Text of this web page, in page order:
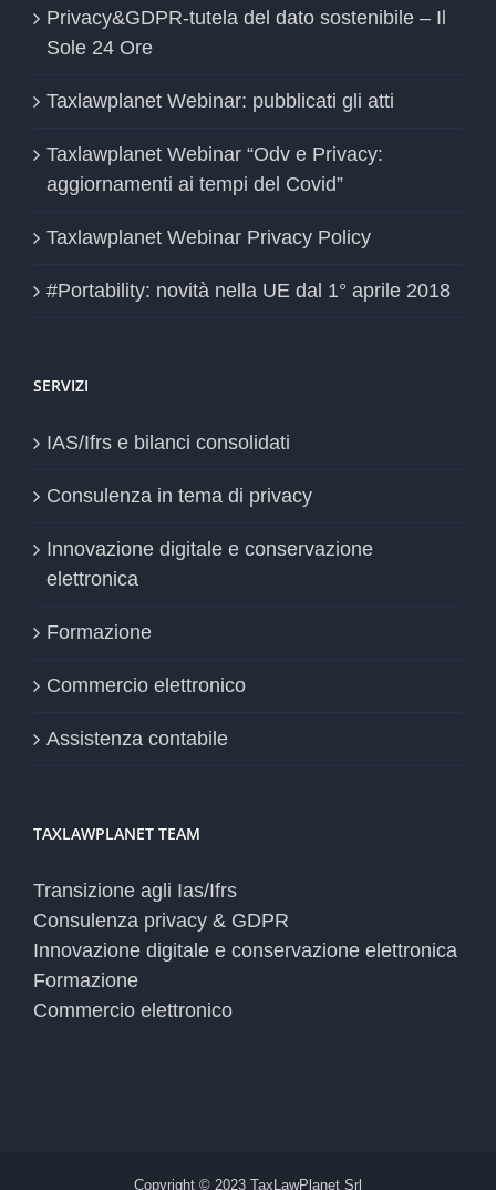
Privacy&GDPR-tutela del dato sostenibile – Il
Sole 24 Ore
Taxlawplanet Webinar: pubblicati gli atti
Taxlawplanet Webinar “Odv e Privacy:
aggiornamenti ai tempi del Covid”
Taxlawplanet Webinar Privacy Policy
#Portability: novità nella UE dal 1° aprile 2018
SERVIZI
IAS/Ifrs e bilanci consolidati
Consulenza in tema di privacy
Innovazione digitale e conservazione
elettronica
Formazione
Commercio elettronico
Assistenza contabile
TAXLAWPLANET TEAM
Transizione agli Ias/Ifrs
Consulenza privacy & GDPR
Innovazione digitale e conservazione elettronica
Formazione
Commercio elettronico
Copyright © 2023 TaxLawPlanet Srl